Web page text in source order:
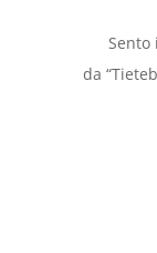
Sento
da